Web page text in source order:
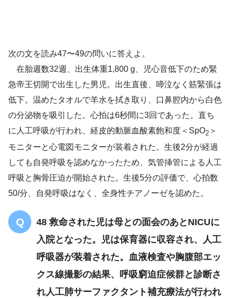
新生児蘇生法
次の文を読み47〜49の問いに答えよ。
在胎週数32週、出生体重1,800 g、児心音低下のため緊
急帝王切開で出生した男児。出生直後、啼泣なく筋緊張は
低下。温めたタオルで羊水を拭き取り、口鼻腔内から白色
の分泌物を吸引した。心拍は6秒間に3回であった。直ち
に人工呼吸が行われ、経皮的動脈血酸素飽和度＜SpO2 ＞
モニターと心電図モニターが装着された。生後2分が経過
しても自発呼吸を認めなかったため、気管挿管による人工
呼吸と胸骨圧迫が開始された。生後5分の評価で、心拍数
50/分、自発呼吸はなく、全身性チアノーゼを認めた。
48 救命された児は母との面会のあとNICUに
入院となった。児は保育器に収容され、人工
呼吸器が装着された。血液検査や胸腹部エッ
クス線撮影の結果、呼吸窮迫症候群と診断さ
れ人工肺サーファクタント補充療法が行われ